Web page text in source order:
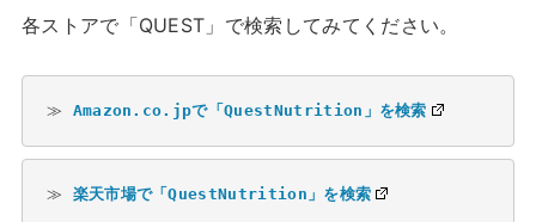
各ストアで「QUEST」で検索してみてください。
≫ Amazon.co.jpで「QuestNutrition」を検索
≫ 楽天市場で「QuestNutrition」を検索